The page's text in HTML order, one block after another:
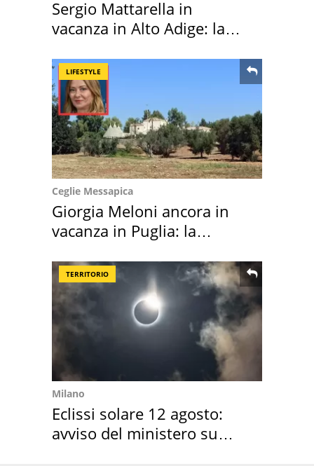
Sergio Mattarella in
vacanza in Alto Adige: la
LIFESTYLE
Ceglie Messapica
Giorgia Meloni ancora in
vacanza in Puglia: la
TERRITORIO
Milano
Eclissi solare 12 agosto:
avviso del ministero su